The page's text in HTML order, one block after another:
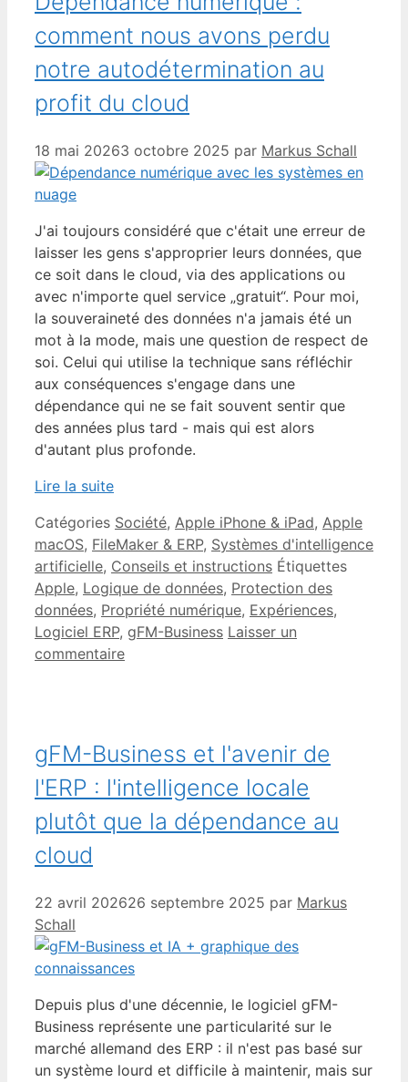
comment nous avons perdu
notre autodétermination au
profit du cloud
18 mai 20263 octobre 2025 par Markus Schall
J'ai toujours considéré que c'était une erreur de
laisser les gens s'approprier leurs données, que
ce soit dans le cloud, via des applications ou
avec n'importe quel service „gratuit“. Pour moi,
la souveraineté des données n'a jamais été un
mot à la mode, mais une question de respect de
soi. Celui qui utilise la technique sans réfléchir
aux conséquences s'engage dans une
dépendance qui ne se fait souvent sentir que
des années plus tard - mais qui est alors
d'autant plus profonde.
Lire la suite
Catégories Société, Apple iPhone & iPad, Apple
macOS, FileMaker & ERP, Systèmes d'intelligence
artificielle, Conseils et instructions Étiquettes
Apple, Logique de données, Protection des
données, Propriété numérique, Expériences,
Logiciel ERP, gFM-Business Laisser un
commentaire
gFM-Business et l'avenir de
l'ERP : l'intelligence locale
plutôt que la dépendance au
cloud
22 avril 202626 septembre 2025 par Markus
Schall
Depuis plus d'une décennie, le logiciel gFM-
Business représente une particularité sur le
marché allemand des ERP : il n'est pas basé sur
un système lourd et difficile à maintenir, mais sur